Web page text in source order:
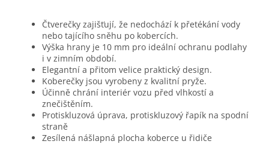
Čtverečky zajišťují, že nedochází k přetékání vody
nebo tajícího sněhu po kobercích.
Výška hrany je 10 mm pro ideální ochranu podlahy
i v zimním období.
Elegantní a přitom velice praktický design.
Koberečky jsou vyrobeny z kvalitní pryže.
Účinně chrání interiér vozu před vlhkostí a
znečištěním.
Protiskluzová úprava, protiskluzový řapík na spodní
straně
Zesílená nášlapná plocha koberce u řidiče